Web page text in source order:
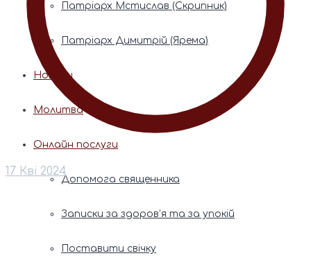
Патріарх Мстислав (Скрипник)
Патріарх Димитрій (Ярема)
Новини
Молитва
Онлайн послуги
Допомога священника
Записки за здоров’я та за упокій
Поставити свічку
17 Кві 2024